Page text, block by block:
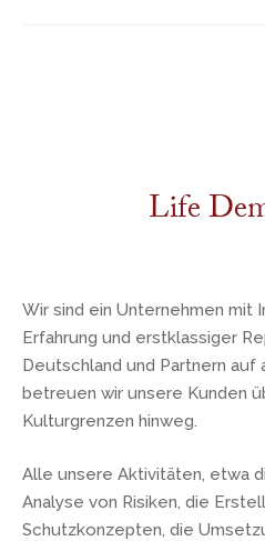
Life
Wir sind ein Unternehmen mit
Erfahrung und erstklassiger
Deutschland und Partnern auf
betreuen wir unsere Kunden
Kulturgrenzen hinweg.
Alle unsere Aktivitäten, etwa
Analyse von Risiken, die
Schutzkonzepten, die